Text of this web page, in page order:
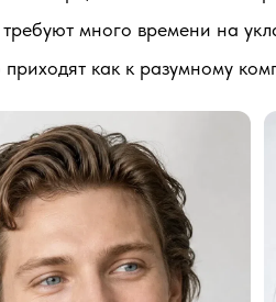
много времени на
как к разумному